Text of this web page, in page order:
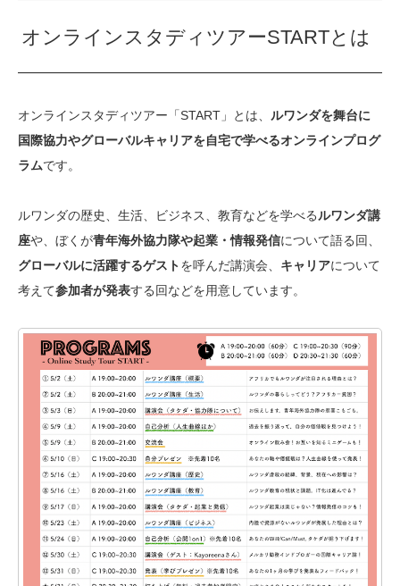
オンラインスタディツアーSTARTとは
オンラインスタディツアー「START」とは、 ルワンダを舞台に
国際協力やグローバルキャリアを自宅で学べるオンラインプログ
ラムです。
ルワンダの歴史、生活、ビジネス、教育などを学べるルワンダ講
座や、ぼくが青年海外協力隊や起業・情報発信について語る回、
グローバルに活躍するゲストを呼んだ講演会、 キャリアについて
考えて参加者が発表する回などを用意しています。